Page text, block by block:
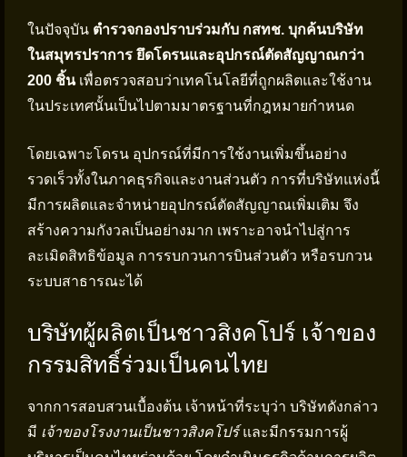
ในปัจจุบัน ตำรวจกองปราบร่วมกับ กสทช. บุกค้นบริษัท
ในสมุทรปราการ ยึดโดรนและอุปกรณ์ตัดสัญญาณกว่า
200 ชิ้นเพื่อตรวจสอบว่าเทคโนโลยีที่ถูกผลิตและใช้งาน
ในประเทศนั้นเป็นไปตามมาตรฐานที่กฎหมายกำหนด
โดยเฉพาะโดรน อุปกรณ์ที่มีการใช้งานเพิ่มขึ้นอย่าง
รวดเร็วทั้งในภาคธุรกิจและงานส่วนตัว การที่บริษัทแห่งนี้
มีการผลิตและจำหน่ายอุปกรณ์ตัดสัญญาณเพิ่มเติม จึง
สร้างความกังวลเป็นอย่างมาก เพราะอาจนำไปสู่การ
ละเมิดสิทธิข้อมูล การรบกวนการบินส่วนตัว หรือรบกวน
ระบบสาธารณะได้
บริษัทผู้ผลิตเป็นชาวสิงคโปร์ เจ้าของ
กรรมสิทธิ์ร่วมเป็นคนไทย
จากการสอบสวนเบื้องต้น เจ้าหน้าที่ระบุว่า บริษัทดังกล่าว
มี เจ้าของโรงงานเป็นชาวสิงคโปร์และมีกรรมการผู้